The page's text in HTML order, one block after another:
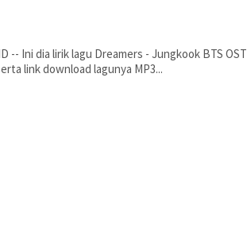
-- Ini dia lirik lagu Dreamers - Jungkook BTS OST
link download lagunya MP3...